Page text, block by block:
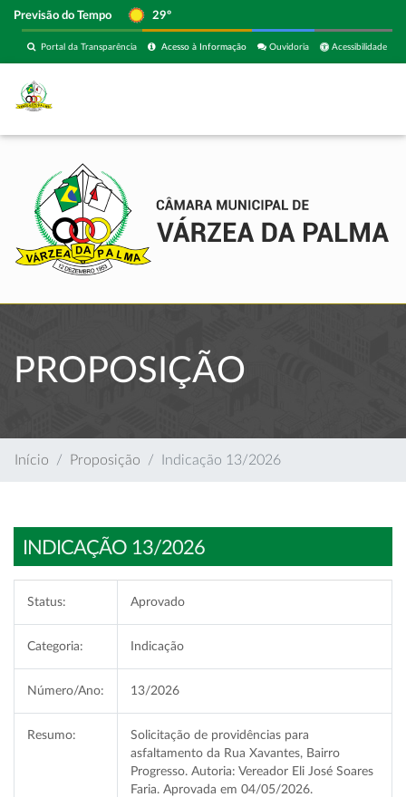
Previsão do Tempo 29º
Acessibilidade
Ouvidoria
Acesso à Informação
Portal da Transparência
PROPOSIÇÃO
Início Proposição Indicação 13/2026
INDICAÇÃO 13/2026
Status: Aprovado
Categoria: Indicação
Número/Ano: 13/2026
Resumo:
Solicitação de providências para
asfaltamento da Rua Xavantes, Bairro
Progresso. Autoria: Vereador Eli José Soares
Faria. Aprovada em 04/05/2026.